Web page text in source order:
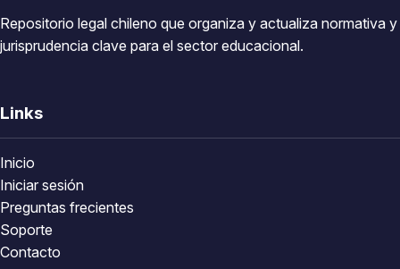
Repositorio legal chileno que organiza y actualiza normativa y
jurisprudencia clave para el sector educacional.
Links
Inicio
Iniciar sesión
Preguntas frecientes
Soporte
Contacto